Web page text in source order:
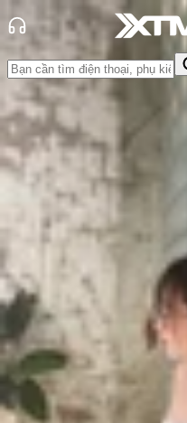
Trang chủ
Tin tức
Thủ thuật
Tin Mới
Đánh Giá - Trên
Thủ thuật
hàng - Sự kiện
Màn hình điện
mờ: Nguyên
phục triệt để
Triệu Vy
Ngày đăng: 26/06/2026